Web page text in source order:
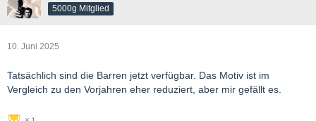
5000g Mitglied
10. Juni 2025
Tatsächlich sind die Barren jetzt verfügbar. Das Motiv ist im
Vergleich zu den Vorjahren eher reduziert, aber mir gefällt es.